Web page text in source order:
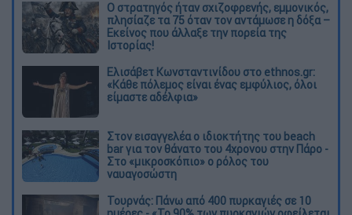
O στρατηγός ήταν σχιζοφρενής, εμμονικός,
πλησίαζε τα 75 όταν τον αντάμωσε η δόξα –
Εκείνος που άλλαξε την πορεία της
Ιστορίας!
Ελισάβετ Κωνσταντινίδου στο ethnos.gr:
«Κάθε πόλεμος είναι ένας εμφύλιος, όλοι
είμαστε αδέλφια»
Στον εισαγγελέα ο ιδιοκτήτης του beach
bar για τον θάνατο του 4χρονου στην Πάρο -
Στο «μικροσκόπιο» ο ρόλος του
ναυαγοσώστη
Τουρνάς: Πάνω από 400 πυρκαγιές σε 10